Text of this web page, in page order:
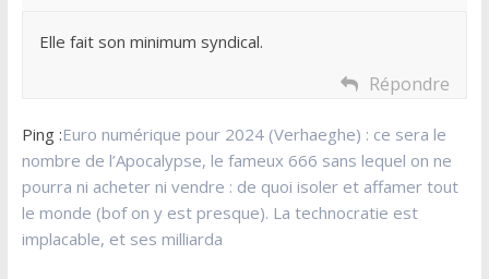
Elle fait son minimum syndical.
Répondre
Ping :Euro numérique pour 2024 (Verhaeghe) : ce sera le
nombre de l’Apocalypse, le fameux 666 sans lequel on ne
pourra ni acheter ni vendre : de quoi isoler et affamer tout
le monde (bof on y est presque). La technocratie est
implacable, et ses milliarda